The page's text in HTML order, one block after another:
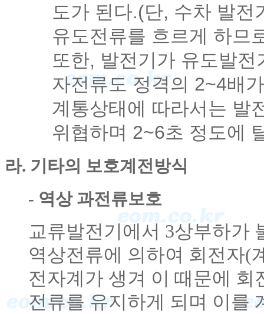
도가 된다.(단, 수차 발
유도전류를 흐르게 하므
또한, 발전기가 유도발
자전류도 정격의 2~4배
계통상태에 따라서는 발
위협하며 2~6초 정도에
라. 기타의 보호계전방식
- 역상 과전류보호
교류발전기에서 3상부하가
역상전류에 의하여 회전자(
전자계가 생겨 이 때문에
전류를 유지하게 되며 이를